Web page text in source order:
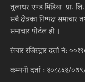
तुलाधर एण्ड मिडिया प्रा.
सबै क्षेत्रका निष्पक्ष
समाचार पोर्टल हो ।
संचार रजिस्ट्रार दर्ता नं:
कम्पनी दर्ता : ३०८८६३/